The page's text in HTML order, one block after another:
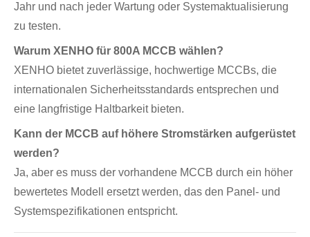
Jahr und nach jeder Wartung oder Systemaktualisierung
zu testen.
Warum XENHO für 800A MCCB wählen?
XENHO bietet zuverlässige, hochwertige MCCBs, die
internationalen Sicherheitsstandards entsprechen und
eine langfristige Haltbarkeit bieten.
Kann der MCCB auf höhere Stromstärken aufgerüstet
werden?
Ja, aber es muss der vorhandene MCCB durch ein höher
bewertetes Modell ersetzt werden, das den Panel- und
Systemspezifikationen entspricht.